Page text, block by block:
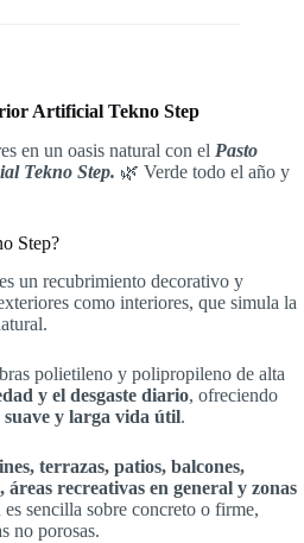
Artificial Tekno Step
en un oasis natural con el Pasto
Tekno Step. 🌿 Verde todo el año y
Step?
un recubrimiento decorativo y
como interiores, que simula la
polietileno y polipropileno de alta
y el desgaste diario, ofreciendo
y larga vida útil.
terrazas, patios, balcones,
áreas recreativas en general y zonas
sencilla sobre concreto o firme,
no porosas.